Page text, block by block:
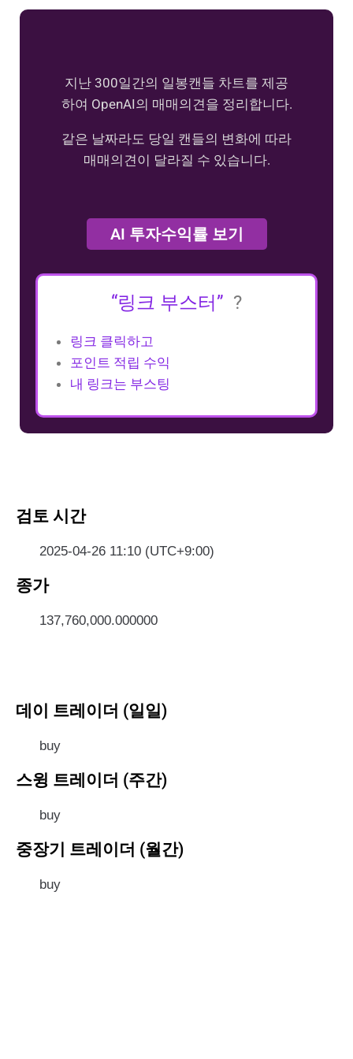
지난 300일간의 일봉캔들 차트를 제공
하여 OpenAI의 매매의견을 정리합니다.
같은 날짜라도 당일 캔들의 변화에 따라
매매의견이 달라질 수 있습니다.
AI 투자수익률 보기
“링크 부스터” ?
링크 클릭하고
포인트 적립 수익
내 링크는 부스팅
검토 시간
2025-04-26 11:10 (UTC+9:00)
종가
137,760,000.000000
데이 트레이더 (일일)
buy
스윙 트레이더 (주간)
buy
중장기 트레이더 (월간)
buy